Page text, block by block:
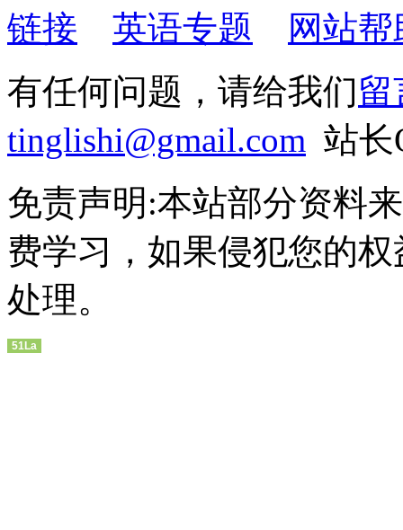
链接
英语专题
网站帮
有任何问题，请给我们留
tinglishi@gmail.com 站长
免责声明:本站部分资料
费学习，如果侵犯您的
处理。
51La